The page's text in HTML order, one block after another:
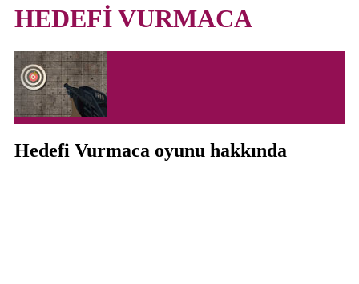
HEDEFİ VURMACA
Hedefi Vurmaca oyunu hakkında